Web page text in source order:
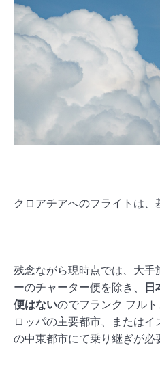
クロアチアへのフライトは、
残念ながら現時点では、大手
ーのチャーター便を除き、
日
便はないのでフランク フル
ロッパの主要都市、または
の中東都市にて乗り継ぎが必